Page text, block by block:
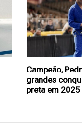
Campeão,
grandes
preta em 2025